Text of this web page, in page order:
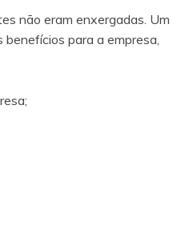
não eram enxergadas. Um
para a empresa,